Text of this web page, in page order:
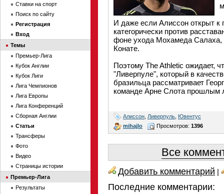
И даже если Алиссон открыт к
категорически против
фоне ухода Мохамеда Салаха,
Конате.
Поэтому The Athletic ожидает,
"Ливерпуле", который в
бразильца рассматривает
команде Арне Слота прошлым
Алиссон Ливерпуль Ювентус
mihajlo
Просмотров: 1396
Все
Добавить комментарий |
Последние комментарии:
Ставки на спорт
Поиск по сайту
Регистрация
Вход
Темы
Премьер-Лига
Кубок Англии
Кубок Лиги
Лига Чемпионов
Лига Европы
Лига Конференций
Сборная Англии
Статьи
Трансферы
Фото
Видео
Страницы истории
Премьер-Лига
Результаты